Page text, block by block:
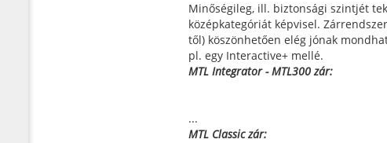
Minőségileg, ill. biztonsági szintjét
középkategóriát képvisel.
től) köszönhetően elég jónak
pl. egy Interactive+ mellé.
MTL Integrator - MTL300 zár:
...
MTL Classic zár: